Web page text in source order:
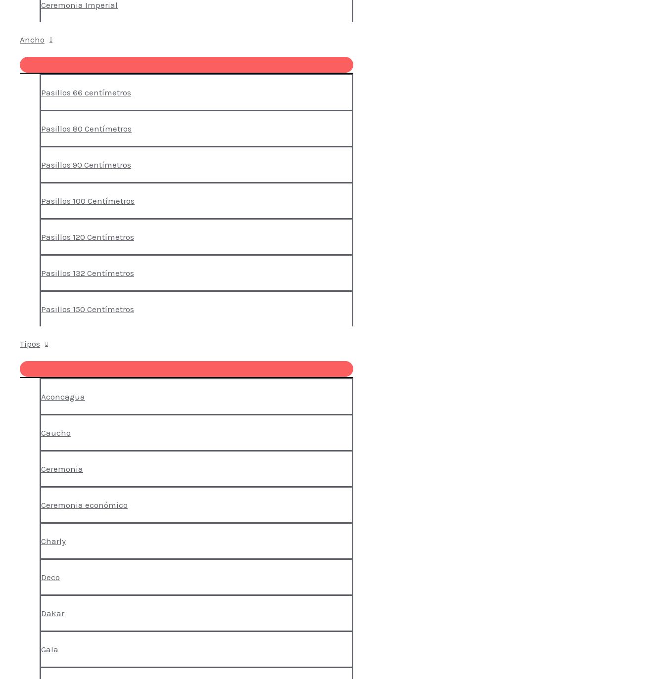
Ceremonia Imperial
Ancho
Pasillos 66 centímetros
Pasillos 80 Centímetros
Pasillos 90 Centímetros
Pasillos 100 Centímetros
Pasillos 120 Centímetros
Pasillos 132 Centímetros
Pasillos 150 Centímetros
Tipos
Aconcagua
Caucho
Ceremonia
Ceremonia económico
Charly
Deco
Dakar
Gala